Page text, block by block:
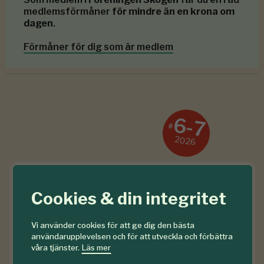
Cookies & din integritet
Vi använder cookies för att ge dig den bästa
användarupplevelsen och för att utveckla och förbättra
våra tjänster. Läs mer
medlemsförmåner för mindre än en krona om
dagen.
Förmåner för dig som är medlem
#6-7
2026